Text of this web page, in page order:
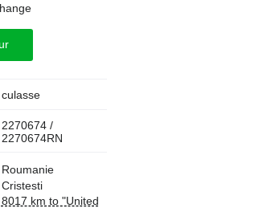
culasse
2270674 /
2270674RN
Roumanie
Cristesti
8017 km to "United